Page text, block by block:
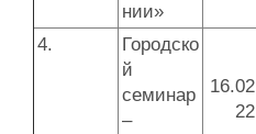
нии»
4.
Городско
й
семинар
–
22